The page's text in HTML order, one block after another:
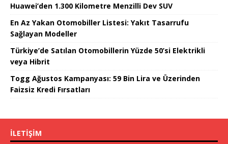
Huawei’den 1.300 Kilometre Menzilli Dev SUV
En Az Yakan Otomobiller Listesi: Yakıt Tasarrufu
Sağlayan Modeller
Türkiye’de Satılan Otomobillerin Yüzde 50’si Elektrikli
veya Hibrit
Togg Ağustos Kampanyası: 59 Bin Lira ve Üzerinden
Faizsiz Kredi Fırsatları
İLETIŞIM